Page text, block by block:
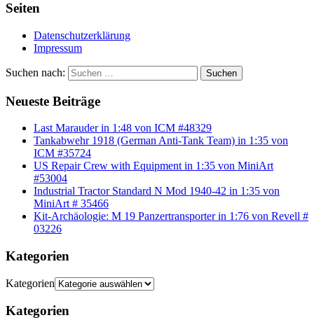
Seiten
Datenschutzerklärung
Impressum
Suchen nach: Suchen
Neueste Beiträge
Last Marauder in 1:48 von ICM #48329
Tankabwehr 1918 (German Anti-Tank Team) in 1:35 von
ICM #35724
US Repair Crew with Equipment in 1:35 von MiniArt
#53004
Industrial Tractor Standard N Mod 1940-42 in 1:35 von
MiniArt # 35466
Kit-Archäologie: M 19 Panzertransporter in 1:76 von Revell #
03226
Kategorien
Kategorien
Kategorien